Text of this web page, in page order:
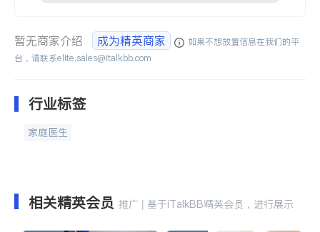
暂无商家介绍 成为精英商家
如果不想放置信息在我们的平
台，请联系elite.sales@italkbb.com
行业标签
家庭医生
相关精英会员 推广 | 基于iTalkBB精英会员，进行展示